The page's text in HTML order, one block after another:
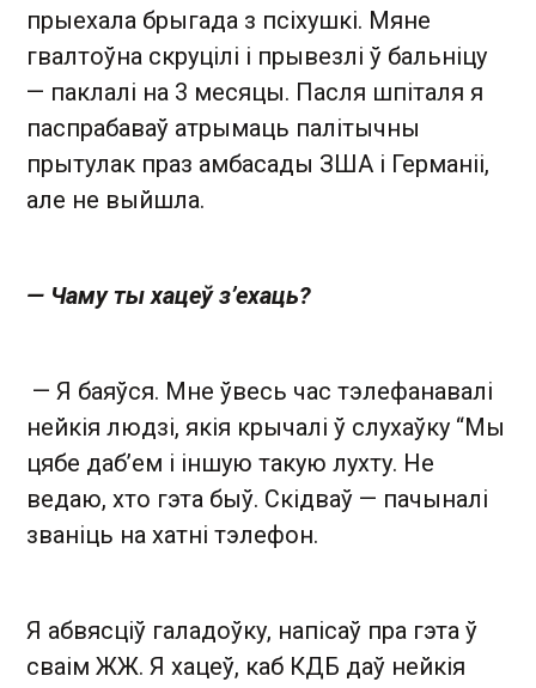
прыехала брыгада з псіхушкі. Мяне
гвалтоўна скруцілі і прывезлі ў бальніцу
— паклалі на 3 месяцы. Пасля шпіталя я
паспрабаваў атрымаць палітычны
прытулак праз амбасады ЗША і Германіі,
але не выйшла.
— Чаму ты хацеў з’ехаць?
— Я баяўся. Мне ўвесь час тэлефанавалі
нейкія людзі, якія крычалі ў слухаўку “Мы
цябе даб’ем і іншую такую лухту. Не
ведаю, хто гэта быў. Скідваў — пачыналі
званіць на хатні тэлефон.
Я абвясціў галадоўку, напісаў пра гэта ў
сваім ЖЖ. Я хацеў, каб КДБ даў нейкія